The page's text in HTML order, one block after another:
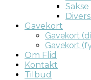
Sakse
Gavekort
Gavekort
Gavekort
Om Flid
Kontakt
Tilbud